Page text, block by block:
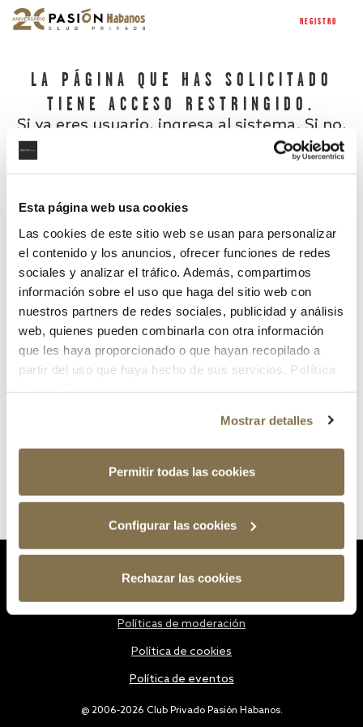
Esta página web usa cookies
Las cookies de este sitio web se usan para personalizar
el contenido y los anuncios, ofrecer funciones de redes
sociales y analizar el tráfico. Además, compartimos
información sobre el uso que haga del sitio web con
nuestros partners de redes sociales, publicidad y análisis
web, quienes pueden combinarla con otra información
que les haya proporcionado o que hayan recopilado a
partir del uso que haya hecho de sus servicios. Política
Mostrar detalles
Permitir todas las cookies
Configurar las cookies
Rechazar las cookies
REGISTRO
LA PÁGINA QUE HAS SOLICITADO
TIENE ACCESO RESTRINGIDO.
Si ya eres usuario, ingresa al sistema. Si no,
¿Has olvidado tu contraseña?
@ 2006-2026 Club Privado Pasión Habanos.
Políticas de moderación
Política de cookies
Política de eventos